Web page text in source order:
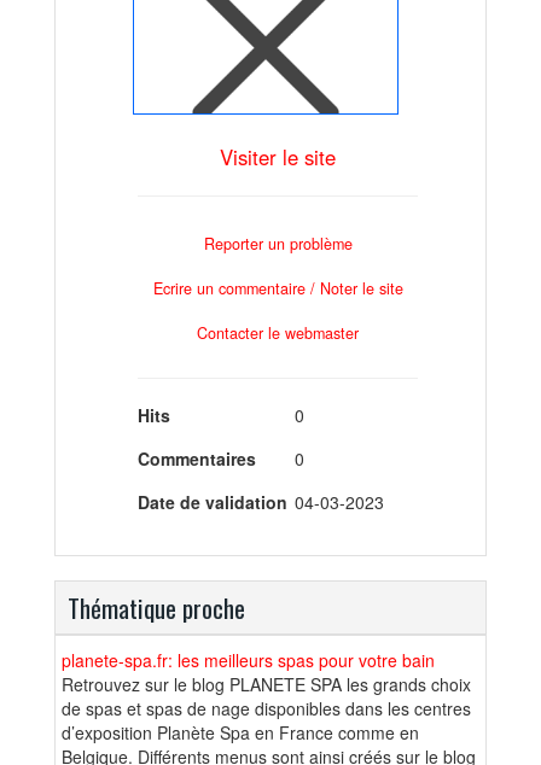
Visiter le site
Reporter un problème
Ecrire un commentaire / Noter le site
Contacter le webmaster
Hits
0
Commentaires
0
Date de validation 04-03-2023
Thématique proche
planete-spa.fr: les meilleurs spas pour votre bain
Retrouvez sur le blog PLANETE SPA les grands choix
de spas et spas de nage disponibles dans les centres
d’exposition Planète Spa en France comme en
Belgique. Différents menus sont ainsi créés sur le blog